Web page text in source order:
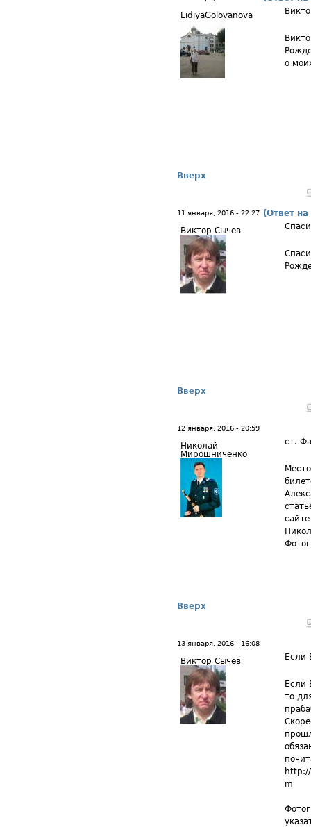
LidiyaGolovanova
о
Вверх
11 января, 2016 - 22:27 (Ответ
Виктор Сычев
Вверх
12 января, 2016 - 20:59
Николай
Мирошниченко
ст.
Вверх
13 января, 2016 - 16:08
Виктор Сычев Если
Если
то
m